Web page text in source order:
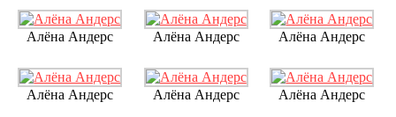
Алёна Андерс Алёна Андерс Алёна Андерс
Алёна Андерс Алёна Андерс Алёна Андерс